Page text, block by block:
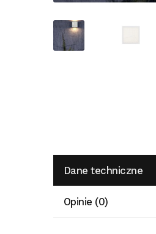
Dane techniczne
Opinie (0)